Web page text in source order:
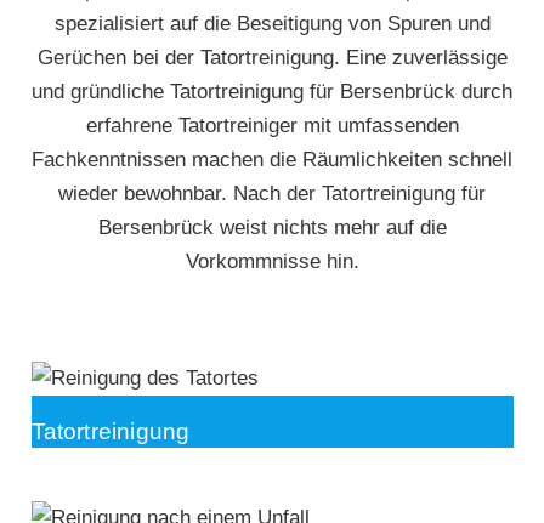
spezialisiert auf die Beseitigung von Spuren und
Gerüchen bei der Tatortreinigung. Eine zuverlässige
und gründliche Tatortreinigung für Bersenbrück durch
erfahrene Tatortreiniger mit umfassenden
Fachkenntnissen machen die Räumlichkeiten schnell
wieder bewohnbar. Nach der Tatortreinigung für
Bersenbrück weist nichts mehr auf die
Vorkommnisse hin.
Tatortreinigung